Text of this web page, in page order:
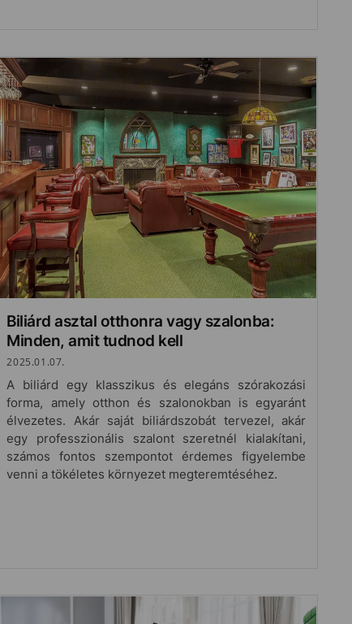
Biliárd asztal otthonra vagy szalonba:
Minden, amit tudnod kell
2025.01.07.
A biliárd egy klasszikus és elegáns szórakozási
forma, amely otthon és szalonokban is egyaránt
élvezetes. Akár saját biliárdszobát tervezel, akár
egy professzionális szalont szeretnél kialakítani,
számos fontos szempontot érdemes figyelembe
venni a tökéletes környezet megteremtéséhez.